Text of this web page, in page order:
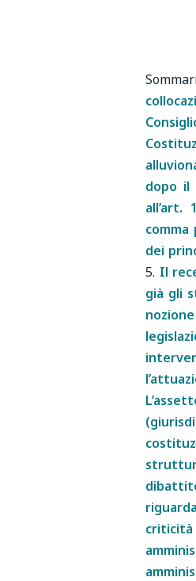
dopo il
all’art.
comma
dei
5. Il
già gli